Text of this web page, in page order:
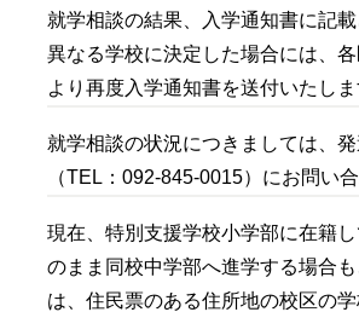
就学相談の結果、入学通知書に記
異なる学校に決定した場合には、
より再度入学通知書を送付いたしま
就学相談の状況につきましては、
（TEL：092-845-0015）にお問い
現在、特別支援学校小学部に在籍
のまま同校中学部へ進学する場合
は、住民票のある住所地の校区の